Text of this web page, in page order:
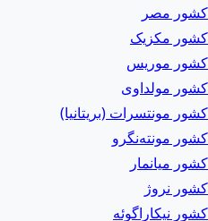
کشور مصر
کشور مکزیک
کشور موریس
کشور مولداوی
کشور مونتسرات (بریتانیا)
کشور مونته‌نگرو
کشور میانمار
کشور نروژ
کشور نیکاراگوئه